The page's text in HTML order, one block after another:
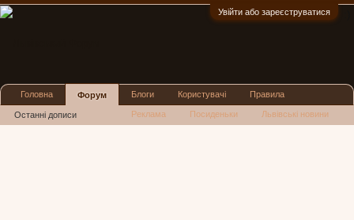
Увійти або зареєструватися
Головна Форум
Останні дописи
Блоги Користувачі Правила
Реклама Посиденьки Львівські новини